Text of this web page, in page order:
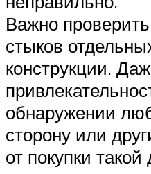
Важно
стыков
конструкции.
обнаружении
сторону или
от покупки